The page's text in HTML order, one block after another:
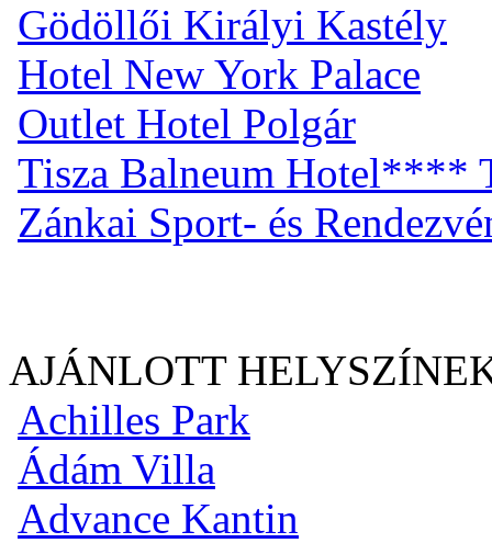
Gödöllői Királyi Kastély
Hotel New York Palace
Outlet Hotel Polgár
Tisza Balneum Hotel****
Zánkai Sport- és
AJÁNLOTT
Achilles Park
Ádám Villa
Advance Kantin